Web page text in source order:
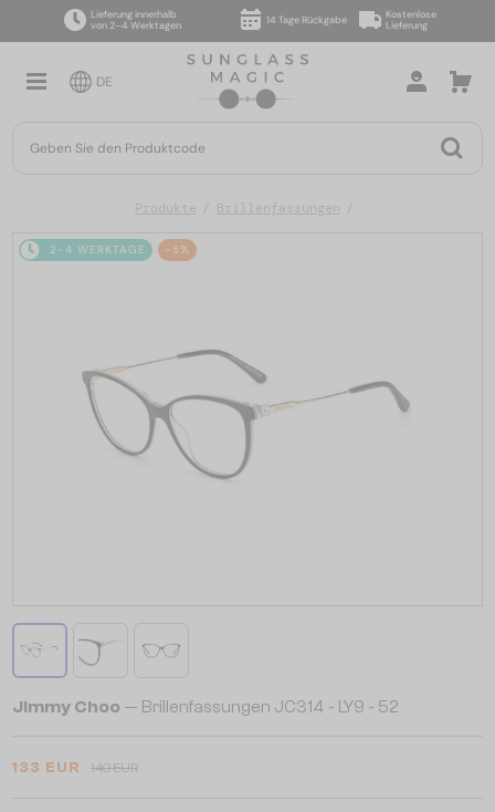
Lieferung innerhalb
von 2–4 Werktagen
14 Tage Rückgabe
Kostenlose
Lieferung
DE
Produkte Brillenfassungen
2-4 WERKTAGE -5%
Jimmy Choo — Brillenfassungen JC314 - LY9 - 52
133 EUR 140 EUR